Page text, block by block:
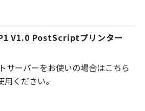
V1.0 PostScriptプリンター
サーバーをお使いの場合はこちら
ください。